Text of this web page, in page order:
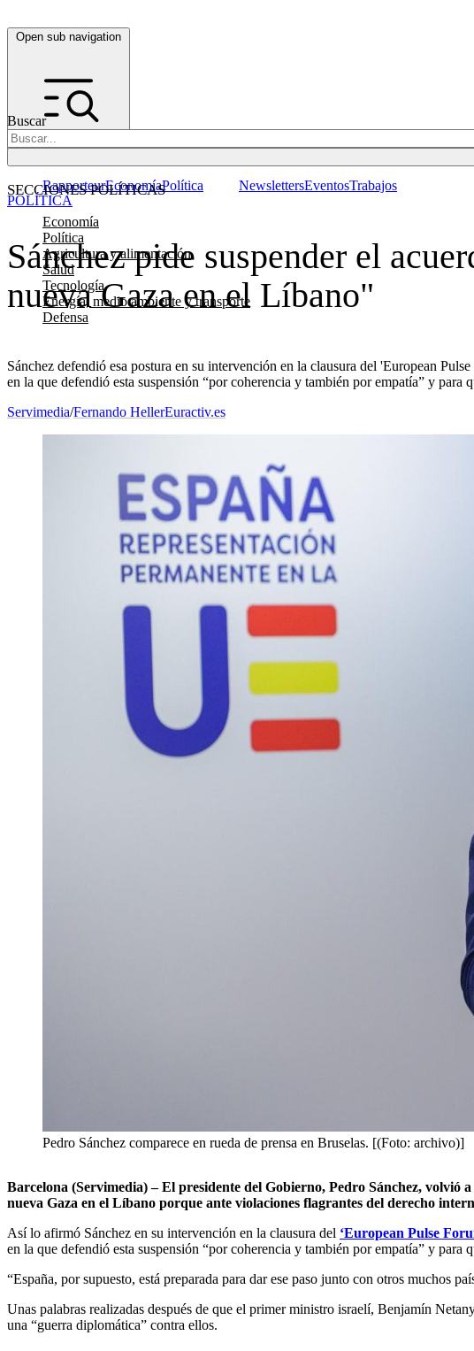
Open sub navigation
Buscar
SECCIONES POLÍTICAS
Economía
Política
Agricultura y alimentación
Salud
Tecnología
Energía, medio ambiente y transporte
Defensa
RapporteurEconomíaPolítica NewslettersEventosTrabajos
Sánchez pide suspender el
nueva Gaza en el Líbano"
Sánchez defendió esa postura en su intervención en la clausura del 'European
en la que defendió esta suspensión “por coherencia y también por empatía” y
POLÍTICA
Servimedia/Fernando HellerEuractiv.es
Pedro Sánchez comparece en rueda de prensa en Bruselas. [(Foto: archivo)]
Barcelona (Servimedia) – El presidente del Gobierno, Pedro Sánchez, volvió
nueva Gaza en el Líbano porque ante violaciones flagrantes del derecho
Así lo afirmó Sánchez en su intervención en la clausura del ‘European Pulse
en la que defendió esta suspensión “por coherencia y también por empatía” y
“España, por supuesto, está preparada para dar ese paso junto con otros muchos
Unas palabras realizadas después de que el primer ministro israelí, Benjamín
una “guerra diplomática” contra ellos.